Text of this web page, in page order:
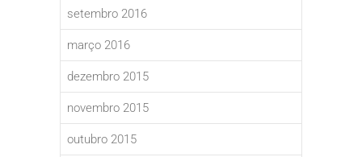
setembro 2016
março 2016
dezembro 2015
novembro 2015
outubro 2015